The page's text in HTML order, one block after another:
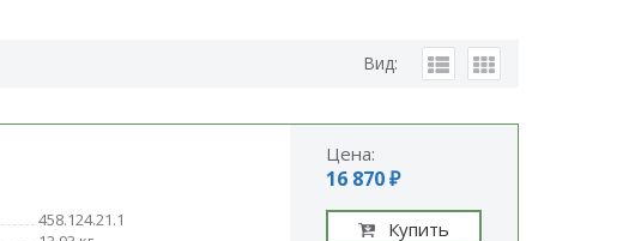
Вид:
458.124.21.1
Цена:
16 870 ₽
Купить